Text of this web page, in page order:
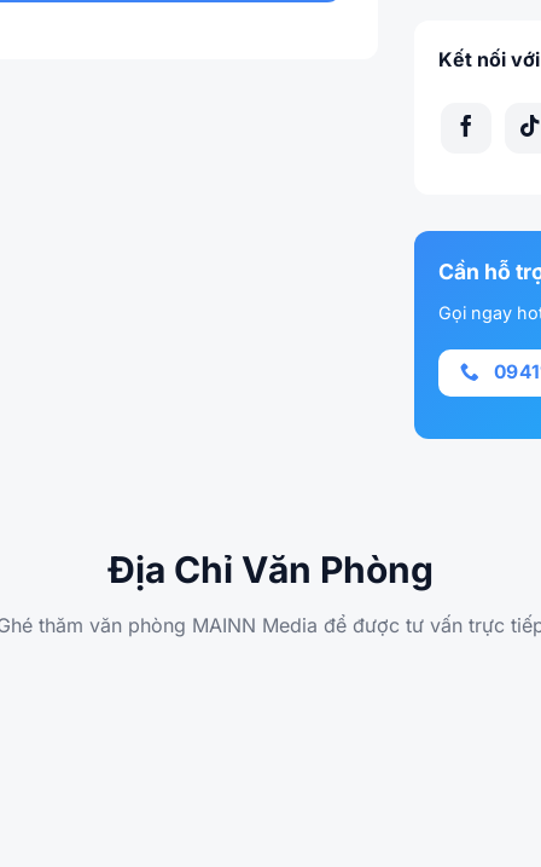
Kết nối
Cần hỗ
Gọi ngay
Địa Chỉ Văn Phòng
thăm văn phòng MAINN Media để được tư vấn trực